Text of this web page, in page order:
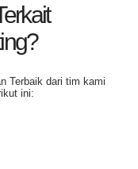
Terbaik dari tim kami
ini: